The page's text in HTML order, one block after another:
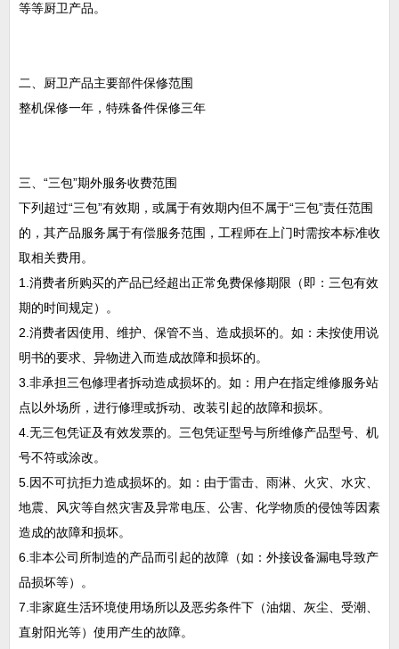
等等厨卫产品。
二、厨卫产品主要部件保修范围
整机保修一年，特殊备件保修三年
三、“三包”期外服务收费范围
下列超过“三包”有效期，或属于有效期内但不属于“三包”责任范围
的，其产品服务属于有偿服务范围，工程师在上门时需按本标准收
取相关费用。
1.消费者所购买的产品已经超出正常免费保修期限（即：三包有效
期的时间规定）。
2.消费者因使用、维护、保管不当、造成损坏的。如：未按使用说
明书的要求、异物进入而造成故障和损坏的。
3.非承担三包修理者拆动造成损坏的。如：用户在指定维修服务站
点以外场所，进行修理或拆动、改装引起的故障和损坏。
4.无三包凭证及有效发票的。三包凭证型号与所维修产品型号、机
号不符或涂改。
5.因不可抗拒力造成损坏的。如：由于雷击、雨淋、火灾、水灾、
地震、风灾等自然灾害及异常电压、公害、化学物质的侵蚀等因素
造成的故障和损坏。
6.非本公司所制造的产品而引起的故障（如：外接设备漏电导致产
品损坏等）。
7.非家庭生活环境使用场所以及恶劣条件下（油烟、灰尘、受潮、
直射阳光等）使用产生的故障。